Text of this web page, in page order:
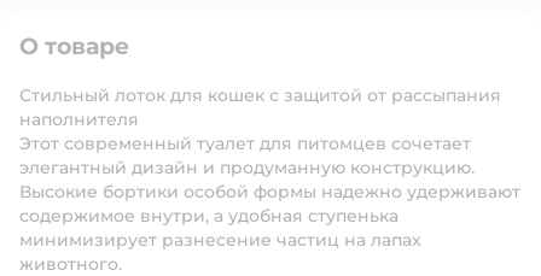
О товаре
Стильный лоток для кошек с защитой от рассыпания
наполнителя
Этот современный туалет для питомцев сочетает
элегантный дизайн и продуманную конструкцию.
Высокие бортики особой формы надежно удерживают
содержимое внутри, а удобная ступенька
минимизирует разнесение частиц на лапах
животного.